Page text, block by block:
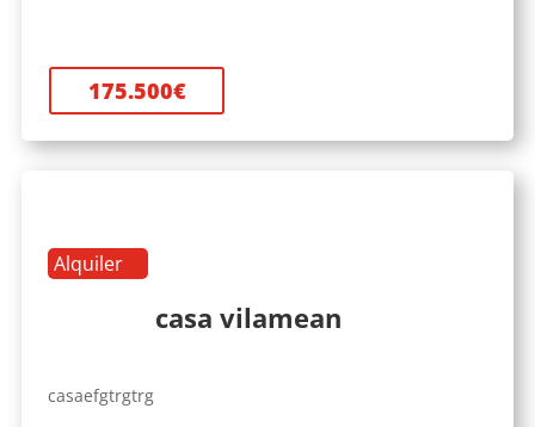
175.500€
Alquiler
casa vilamean
casaefgtrgtrg